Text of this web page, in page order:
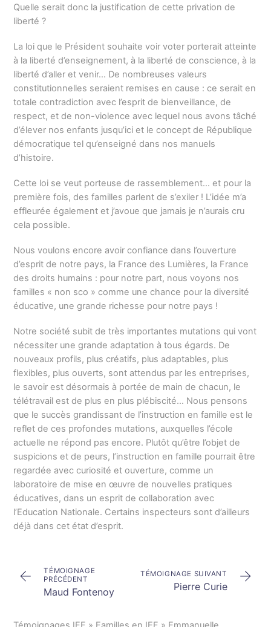
Quelle serait donc la justification de cette privation de
liberté ?
La loi que le Président souhaite voir voter porterait atteinte
à la liberté d’enseignement, à la liberté de conscience, à la
liberté d’aller et venir… De nombreuses valeurs
constitutionnelles seraient remises en cause : ce serait en
totale contradiction avec l’esprit de bienveillance, de
respect, et de non-violence avec lequel nous avons tâché
d’élever nos enfants jusqu’ici et le concept de République
démocratique tel qu’enseigné dans nos manuels
d’histoire.
Cette loi se veut porteuse de rassemblement… et pour la
première fois, des familles parlent de s’exiler ! L’idée m’a
effleurée également et j’avoue que jamais je n’aurais cru
cela possible.
Nous voulons encore avoir confiance dans l’ouverture
d’esprit de notre pays, la France des Lumières, la France
des droits humains : pour notre part, nous voyons nos
familles « non sco » comme une chance pour la diversité
éducative, une grande richesse pour notre pays !
Notre société subit de très importantes mutations qui vont
nécessiter une grande adaptation à tous égards. De
nouveaux profils, plus créatifs, plus adaptables, plus
flexibles, plus ouverts, sont attendus par les entreprises,
le savoir est désormais à portée de main de chacun, le
télétravail est de plus en plus plébiscité… Nous pensons
que le succès grandissant de l’instruction en famille est le
reflet de ces profondes mutations, auxquelles l’école
actuelle ne répond pas encore. Plutôt qu’être l’objet de
suspicions et de peurs, l’instruction en famille pourrait être
regardée avec curiosité et ouverture, comme un
laboratoire de mise en œuvre de nouvelles pratiques
éducatives, dans un esprit de collaboration avec
l’Education Nationale. Certains inspecteurs sont d’ailleurs
déjà dans cet état d’esprit.
TÉMOIGNAGE
PRÉCÉDENT
Maud Fontenoy
TÉMOIGNAGE SUIVANT
Pierre Curie